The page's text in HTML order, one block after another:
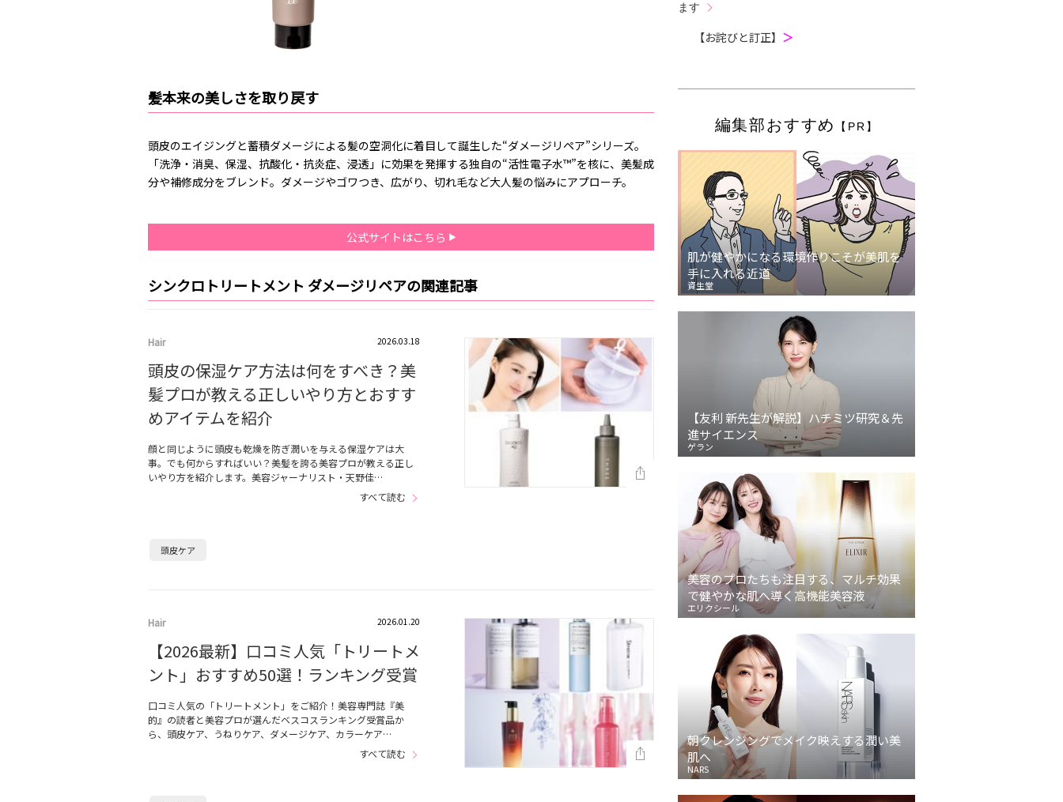
髪本来の美しさを取り戻す
頭皮のエイジングと蓄積ダメージによる髪の空洞化に着目して誕生した“ダメージリペア”シリーズ。
「洗浄・消臭、保湿、抗酸化・抗炎症、浸透」に効果を発揮する独自の“活性電子水™”を核に、美髪成
分や補修成分をブレンド。ダメージやゴワつき、広がり、切れ毛など大人髪の悩みにアプローチ。
公式サイトはこちら
シンクロトリートメント ダメージリペアの関連記事
Hair 2026.03.18
頭皮の保湿ケア方法は何をすべき？美
髪プロが教える正しいやり方とおすす
めアイテムを紹介
顔と同じように頭皮も乾燥を防ぎ潤いを与える保湿ケアは大
事。でも何からすればいい？美髪を誇る美容プロが教える正し
いやり方を紹介します。美容ジャーナリスト・天野佳…
すべて読む
頭皮ケア
Hair 2026.01.20
【2026最新】口コミ人気「トリートメ
ント」おすすめ50選！ランキング受賞
口コミ人気の「トリートメント」をご紹介！美容専門誌『美
的』の読者と美容プロが選んだベスコスランキング受賞品か
ら、頭皮ケア、うねりケア、ダメージケア、カラーケア…
すべて読む
ます
【お詫びと訂正】 ＞
編集部おすすめ 【PR】
肌が健やかになる環境作りこそが美肌を
手に入れる近道
資生堂
【友利 新先生が解説】ハチミツ研究＆先
進サイエンス
ゲラン
美容のプロたちも注目する、マルチ効果
で健やかな肌へ導く高機能美容液
エリクシール
朝クレンジングでメイク映えする潤い美
肌へ
NARS